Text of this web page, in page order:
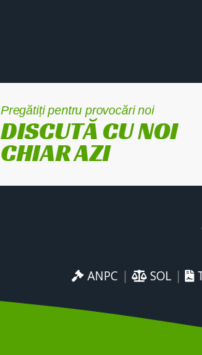
Pregătiți pentru provocări noi
DISCUTĂ CU NOI
CHIAR AZI
ANPC | SOL |